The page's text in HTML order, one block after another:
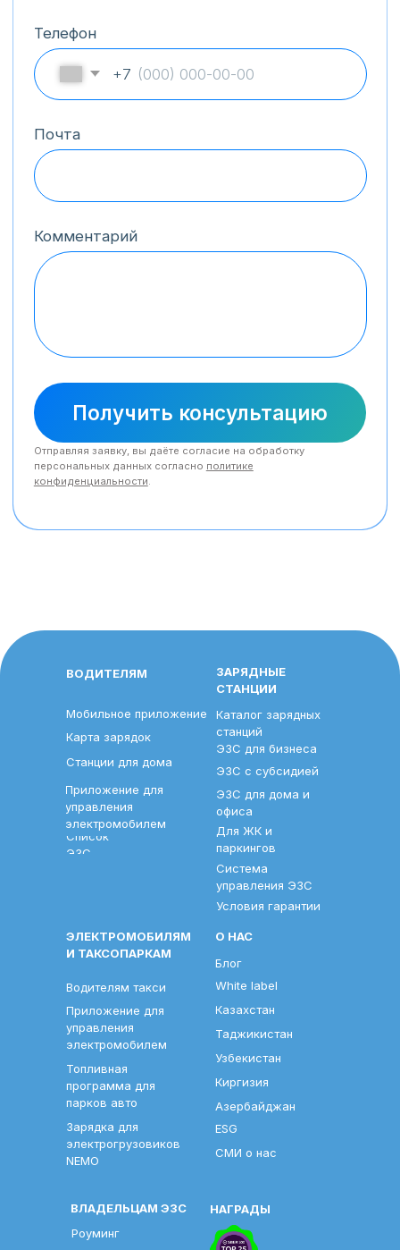
Мобильное приложение
Карта зарядок
Список
ЭЗС
Станции для дома
Приложение для
управления
электромобилем
ЭЗС для дома и
офиса
ЭЗС с субсидией
ЭЗС для бизнеса
Каталог зарядных
станций
Система
управления ЭЗС
Условия гарантии
Приложение для
управления
электромобилем
Водителям такси
Топливная
программа для
парков авто
Зарядка для
электрогрузовиков
NEMO
Блог
Азербайджан
Киргизия
Узбекистан
Таджикистан
Казахстан
White label
СМИ о нас
ESG
Роуминг
ВОДИТЕЛЯМ
ВЛАДЕЛЬЦАМ ЭЗС
О НАС
ЭЛЕКТРОМОБИЛЯМ
И ТАКСОПАРКАМ
ЗАРЯДНЫЕ
СТАНЦИИ
Для ЖК и
паркингов
НАГРАДЫ